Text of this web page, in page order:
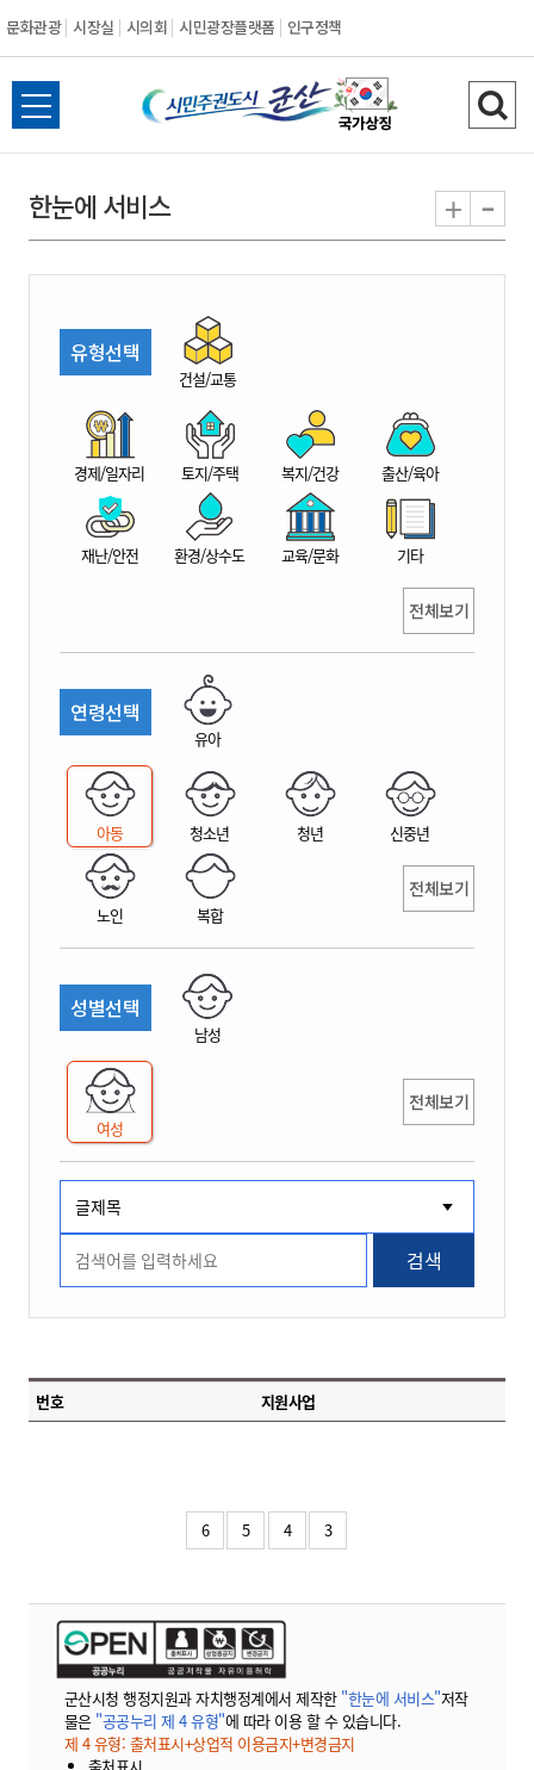
문화관광 시장실 시의회 시민광장플랫폼 인구정책
시
민
권
시
산
전
체
뉴
열
검
색
기
한눈에 서비스 + -
유형선택
건설/교통
경제/일자리 토지/주택 복지/건강 출산/육아
재난/안전 환경/상수도 교육/문화 기타
전체보기
연령선택
유아
아동 청소년 청년 신중년
노인 복합
전체보기
성별선택
남성
여성
전체보기
검색
번호 지원사업
6 5 4 3
군산시청 행정지원과 자치행정계에서 제작한 "한눈에 서비스"저작
물은 "공공누리 제 4 유형"에 따라 이용 할 수 있습니다.
제 4 유형: 출처표시+상업적 이용금지+변경금지